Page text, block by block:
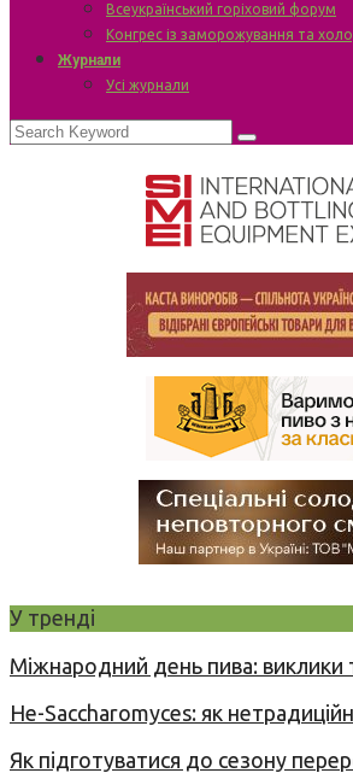
Всеукраїнський горіховий форум
Конгрес із заморожування та
Журнали
Усі журнали
У тренді
Міжнародний день пива: виклики
Не-Saccharomyces: як
Як підготуватися до сезону